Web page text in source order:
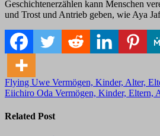
Geschichtenerzählen kann Menschen
und Trost und Antrieb geben, wie Aya
Post
navigation
Flying Uwe Vermögen, Kinder, Alter,
Eiichiro Oda Vermögen, Kinder, Eltern,
Related Post